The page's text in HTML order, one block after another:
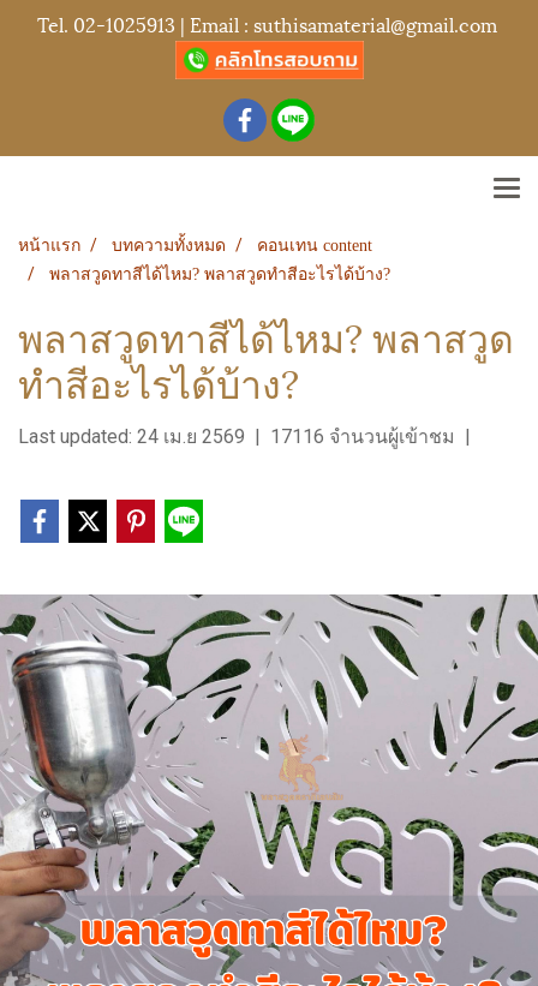
Tel. 02-1025913 | Email : suthisamaterial@gmail.com
หน้าแรก บทความทั้งหมด
คอนเทน content
พลาสวูดทาสีได้ไหม? พลาสวูดทำสีอะไรได้บ้าง?
พลาสวูดทาสีได้ไหม? พลาสวูด
ทำสีอะไรได้บ้าง?
Last updated: 24 เม.ย 2569 | 17116 จำนวนผู้เข้าชม |